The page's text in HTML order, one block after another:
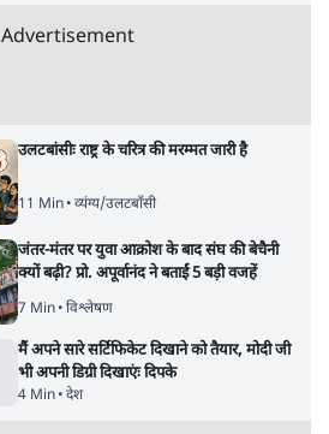
Advertisement
उलटबांसीः राष्ट्र के चरित्र की मरम्मत जारी है
11 Min• व्यंग्य/उलटबाँसी
जंतर-मंतर पर युवा आक्रोश के बाद संघ की बेचैनी
क्यों बढ़ी? प्रो. अपूर्वानंद ने बताईं 5 बड़ी वजहें
7 Min• विश्लेषण
मैं अपने सारे सर्टिफिकेट दिखाने को तैयार, मोदी जी
भी अपनी डिग्री दिखाएंः दिपके